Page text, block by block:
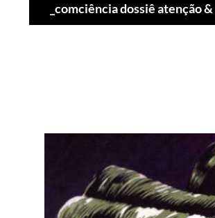
_comciência dossiê atenção